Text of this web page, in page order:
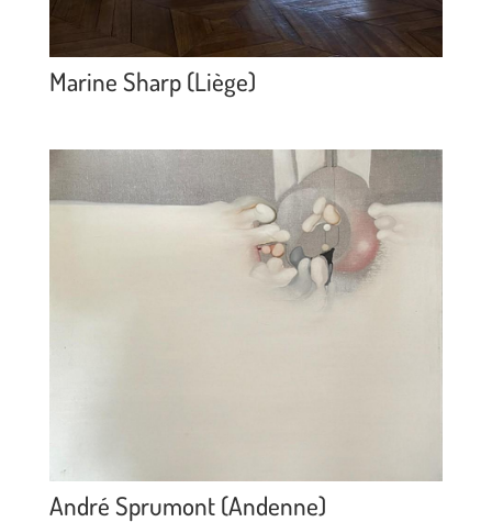
Marine Sharp (Liège)
André Sprumont (Andenne)